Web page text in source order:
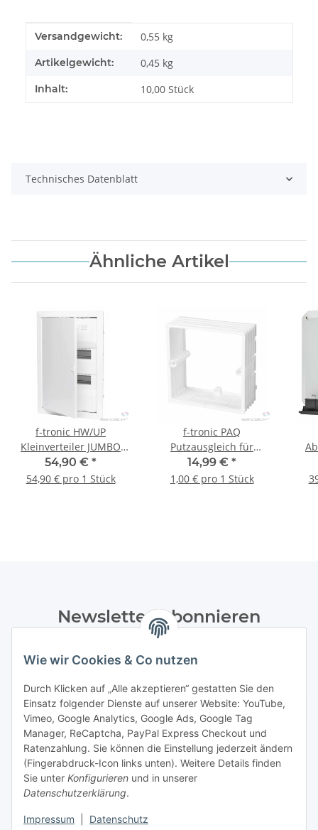
Wie wir Cookies & Co nutzen
Durch Klicken auf „Alle akzeptieren“ gestatten Sie den
Einsatz folgender Dienste auf unserer Website: YouTube,
Vimeo, Google Analytics, Google Ads, Google Tag
Manager, ReCaptcha, PayPal Express Checkout und
Ratenzahlung. Sie können die Einstellung jederzeit ändern
(Fingerabdruck-Icon links unten). Weitere Details finden
Sie unter Konfigurieren und in unserer
Datenschutzerklärung.
Impressum Datenschutz
Produkteigenschaft
Wert
Versandgewicht: 0,55 kg
Artikelgewicht: 0,45 kg
Inhalt: 10,00 Stück
Technisches Datenblatt
Ähnliche Artikel
f-tronic HW/UP
Kleinverteiler JUMBO
24+4, 2-reihig
54,90 € *
54,90 € pro 1 Stück
f-tronic PAQ
Putzausgleich für
HW+UP Gerätedosen
massiv, quadratisch,
14,99 € *
1,00 € pro 1 Stück
Newsletter Abonnieren
Datenschutzerklärungregelmäßig und jederzeit widerruflich
Abonnieren
Informationen
Gesetzliche Informationen